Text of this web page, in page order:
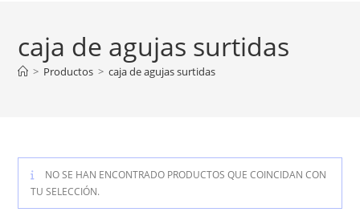
caja de agujas surtidas
> Productos > caja de agujas surtidas
NO SE HAN ENCONTRADO PRODUCTOS QUE COINCIDAN CON
TU SELECCIÓN.